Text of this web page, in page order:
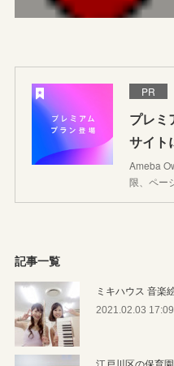
PR
プレミ
サイト
Ameba
限、ペー
記事一覧
ミキハウス 音楽
2021.02.03 17:09
江戸川区の保育園